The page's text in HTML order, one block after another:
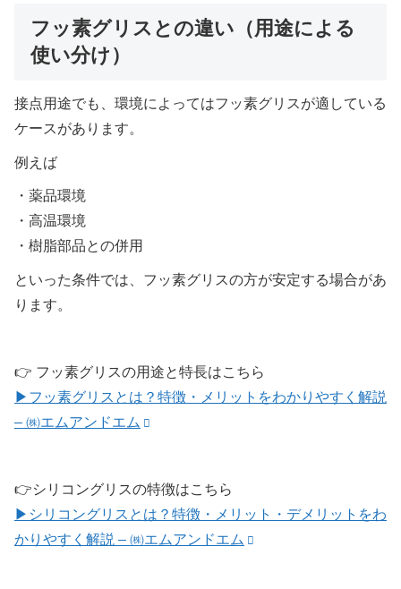
フッ素グリスとの違い（用途による
使い分け）
接点用途でも、環境によってはフッ素グリスが適している
ケースがあります。
例えば
・薬品環境
・高温環境
・樹脂部品との併用
といった条件では、フッ素グリスの方が安定する場合があ
ります。
👉 フッ素グリスの用途と特長はこちら
▶フッ素グリスとは？特徴・メリットをわかりやすく解説
– ㈱エムアンドエム
👉シリコングリスの特徴はこちら
▶シリコングリスとは？特徴・メリット・デメリットをわ
かりやすく解説 – ㈱エムアンドエム